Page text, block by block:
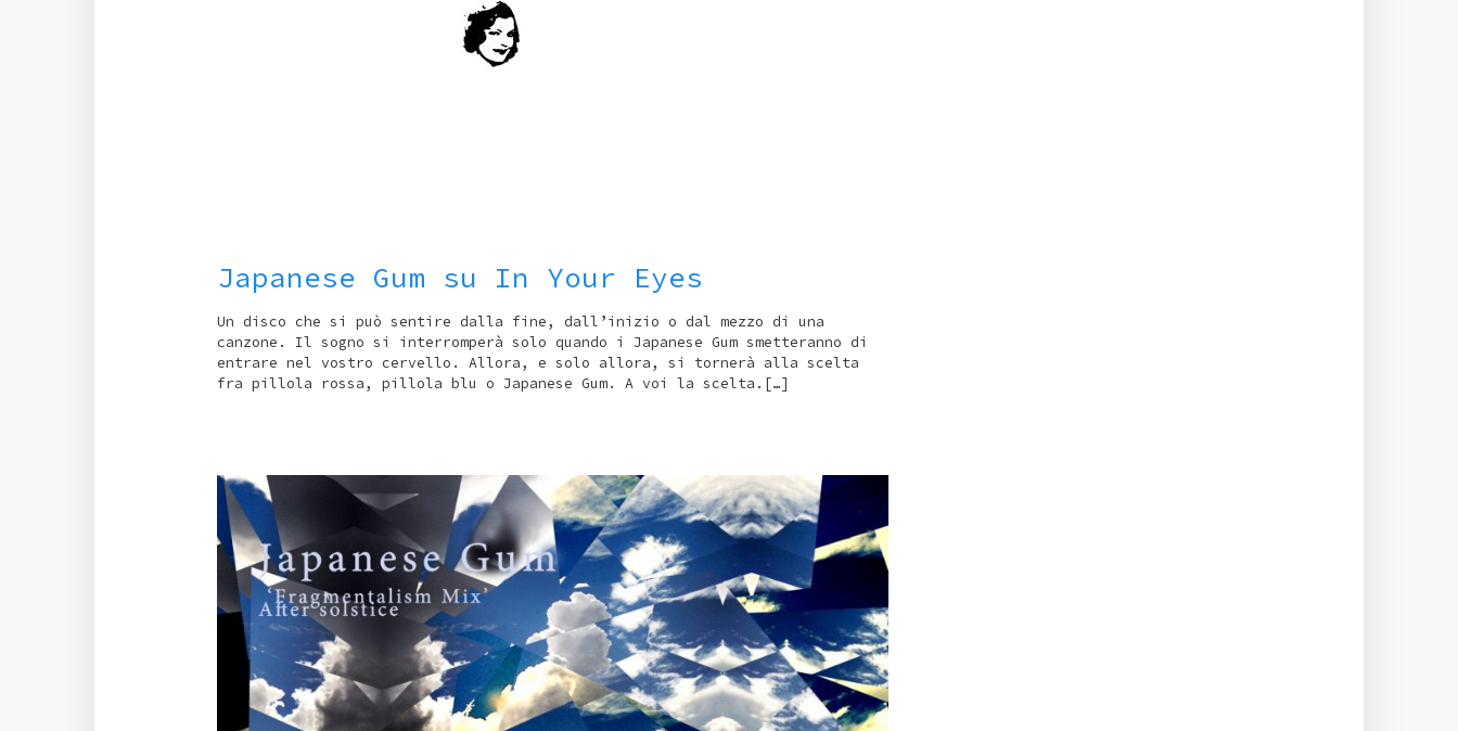
Japanese Gum su In Your Eyes
Un disco che si può sentire dalla fine, dall’inizio o dal mezzo di una
canzone. Il sogno si interromperà solo quando i Japanese Gum smetteranno di
entrare nel vostro cervello. Allora, e solo allora, si tornerà alla scelta
fra pillola rossa, pillola blu o Japanese Gum. A voi la scelta.[…]